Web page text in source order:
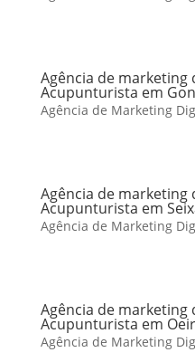
Agência de marketing
Acupunturista em
Agência de Marketing
Agência de marketing
Acupunturista em
Agência de Marketing
Agência de marketing
Acupunturista em
Agência de Marketing